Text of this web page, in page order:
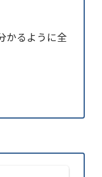
かるように全